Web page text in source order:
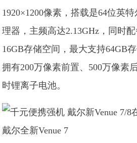
1920×1200像素，搭载是64位英
理器，主频高达2.13GHz，同时配
16GB存储空间，最大支持64GB
拥有200万像素前置、500万像素
时锂离子电池。
戴尔全新Venue 7